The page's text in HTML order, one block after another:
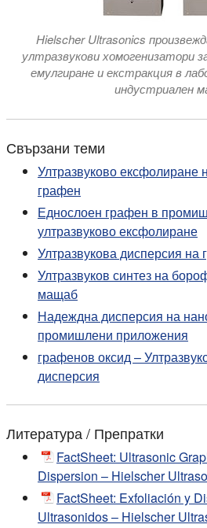
Hielscher Ultrasonics
ултразвукови хомогенизатори
емулгиране и екстракция в
индустриален
Свързани теми
Ултразвуково ексфолиране
графен
Еднослоен графен в
ултразвуково ексфолиране
Ултразвукова дисперсия на
Ултразвуков синтез на
мащаб
Надеждна дисперсия на
промишлени приложения
графенов оксид –
дисперсия
Литература / Препратки
FactSheet: Ultrasonic
Dispersion – Hielscher
FactSheet: Exfoliación y
Ultrasonidos – Hielscher